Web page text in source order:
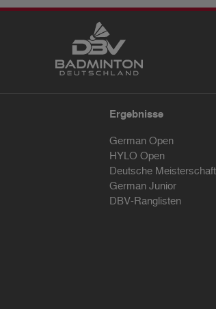
Ergebnisse
German Open
HYLO Open
Deutsche Meisterschaft
German Junior
DBV-Ranglisten